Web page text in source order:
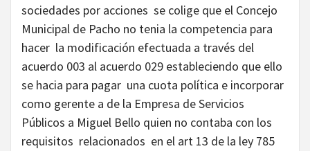
sociedades por acciones se colige que el Concejo
Municipal de Pacho no tenia la competencia para
hacer la modificación efectuada a través del
acuerdo 003 al acuerdo 029 estableciendo que ello
se hacia para pagar una cuota política e incorporar
como gerente a de la Empresa de Servicios
Públicos a Miguel Bello quien no contaba con los
requisitos relacionados en el art 13 de la ley 785